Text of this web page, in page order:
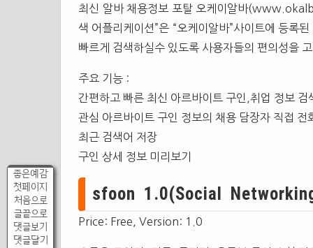
좋은예감
첫페이지
처음으로
글끝으로
댓글보기
댓글달기
최신 알바 채용정보 포탈 오케이알바
색 어플리케이션”은 “오케이알바”사이트에 등록
빠르게 검색하실수 있도록 사용자들의 편의성을
주요 기능 :
간편하고 빠른 최신 아르바이트 구인,취업 정보 검
관심 아르바이트 구인 정보의 채용 담장자 직접 전
최근 검색어 저장
구인 상세 정보 미리보기
sfoon 1.0(Social
Price: Free, Version: 1.0